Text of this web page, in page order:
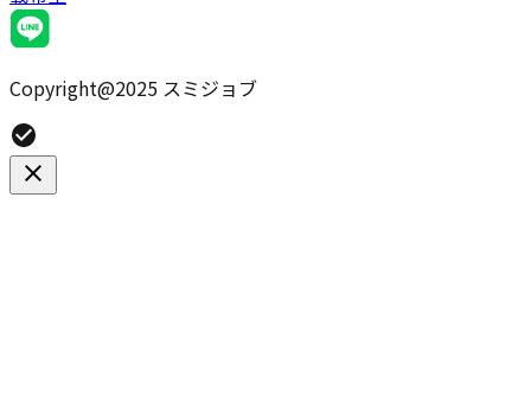
Copyright@2025 スミジョブ